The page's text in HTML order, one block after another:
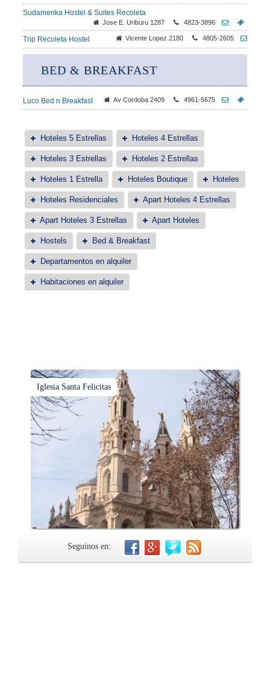
Sudamerika Hostel & Suites Recoleta
Jose E. Uriburu 1287 4823-3896
Trip Recoleta Hostel Vicente Lopez 2180 4805-2605
BED & BREAKFAST
Luco Bed n Breakfast Av Cordoba 2409 4961-5675
Hoteles 5 Estrellas Hoteles 4 Estrellas
Hoteles 3 Estrellas Hoteles 2 Estrellas
Hoteles 1 Estrella Hoteles Boutique Hoteles
Hoteles Residenciales Apart Hoteles 4 Estrellas
Apart Hoteles 3 Estrellas Apart Hoteles
Hostels Bed & Breakfast
Departamentos en alquiler
Habitaciones en alquiler
Iglesia Santa Felicitas
Seguinos en: